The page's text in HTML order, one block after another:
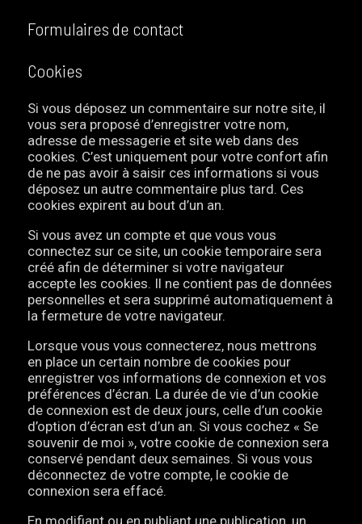
Formulaires de contact
Cookies
Si vous déposez un commentaire sur notre site, il
vous sera proposé d’enregistrer votre nom,
adresse de messagerie et site web dans des
cookies. C’est uniquement pour votre confort afin
de ne pas avoir à saisir ces informations si vous
déposez un autre commentaire plus tard. Ces
cookies expirent au bout d’un an.
Si vous avez un compte et que vous vous
connectez sur ce site, un cookie temporaire sera
créé afin de déterminer si votre navigateur
accepte les cookies. Il ne contient pas de données
personnelles et sera supprimé automatiquement à
la fermeture de votre navigateur.
Lorsque vous vous connecterez, nous mettrons
en place un certain nombre de cookies pour
enregistrer vos informations de connexion et vos
préférences d’écran. La durée de vie d’un cookie
de connexion est de deux jours, celle d’un cookie
d’option d’écran est d’un an. Si vous cochez « Se
souvenir de moi », votre cookie de connexion sera
conservé pendant deux semaines. Si vous vous
déconnectez de votre compte, le cookie de
connexion sera effacé.